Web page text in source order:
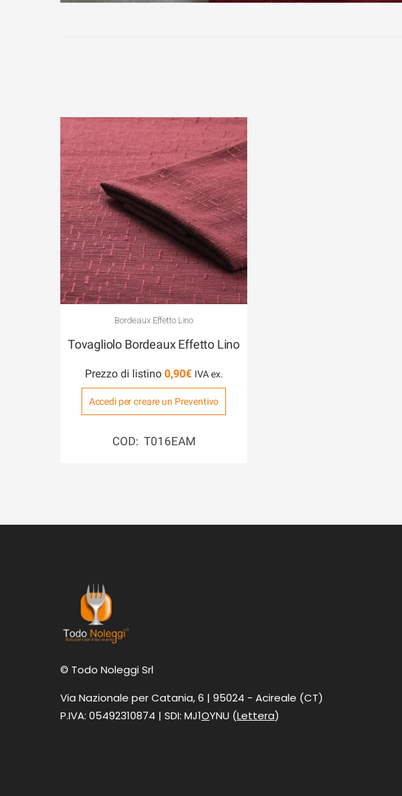
Bordeaux Effetto Lino
Tovagliolo Bordeaux Effetto Lino
Prezzo di listino 0,90€
Accedi per creare un Preventivo
COD: T016EAM
© Todo Noleggi Srl
Via Nazionale per Catania, 6 | 95024 - Acireale (CT)
P.IVA: 05492310874 | SDI: MJ1OYNU (Lettera)